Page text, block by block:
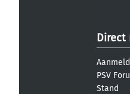
Direct
PSV
Stand